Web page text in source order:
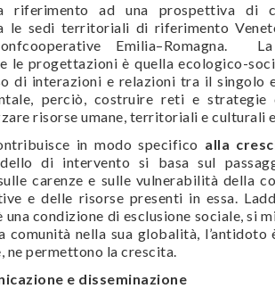
riferimento ad una prospettiva di
le sedi territoriali di riferimento
Emilia–Romagna.
le progettazioni è quella ecologico-
di interazioni e relazioni tra il singolo
perciò, costruire reti e strategie
risorse umane, territoriali e culturali
in modo specifico alla
di intervento si basa sul
carenze e sulle vulnerabilità della
e delle risorse presenti in essa.
condizione di esclusione sociale, si
comunità nella sua globalità,
ne permettono la crescita.
e disseminazione